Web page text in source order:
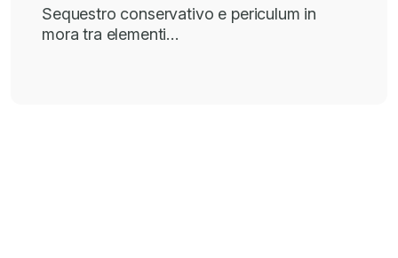
Sequestro conservativo e periculum in
mora tra elementi…